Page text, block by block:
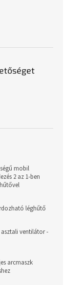
mobil
2 az 1-ben
léghűtő
asztali ventilátor -
arcmaszk